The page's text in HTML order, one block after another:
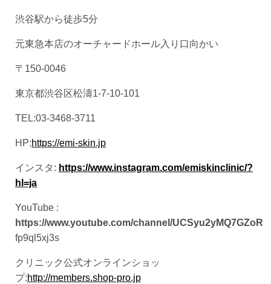
渋谷駅から徒歩5分
元東急本店のオーチャードホール入り口向かい
〒150-0046
東京都渋谷区松濤1-7-10-101
TEL:03-3468-3711
HP:https://emi-skin.jp
インスタ: https://www.instagram.com/emiskinclinic/?
hl=ja
YouTube :
https://www.youtube.com/channel/
fp9ql5xj3s
クリニック公式オンラインショッ
プ:http://members.shop-pro.jp